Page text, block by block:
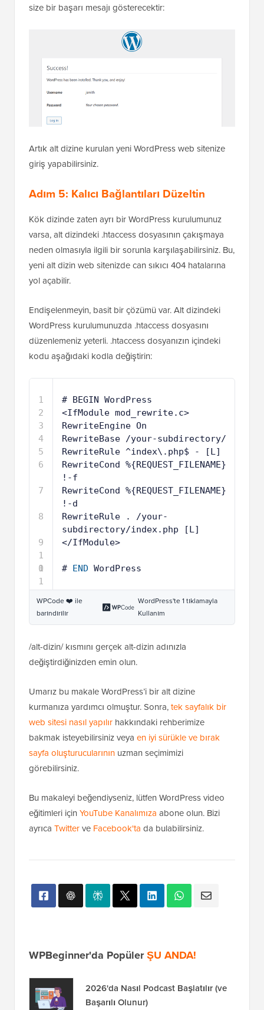
size bir başarı mesajı gösterecektir:
Artık alt dizine kurulan yeni WordPress web sitenize
giriş yapabilirsiniz.
Adım 5: Kalıcı Bağlantıları Düzeltin
Kök dizinde zaten ayrı bir WordPress kurulumunuz
varsa, alt dizindeki .htaccess dosyasının çakışmaya
neden olmasıyla ilgili bir sorunla karşılaşabilirsiniz. Bu,
yeni alt dizin web sitenizde can sıkıcı 404 hatalarına
yol açabilir.
Endişelenmeyin, basit bir çözümü var. Alt dizindeki
WordPress kurulumunuzda .htaccess dosyasını
düzenlemeniz yeterli. .htaccess dosyanızın içindeki
kodu aşağıdaki kodla değiştirin:
1
2
3
4
5
6
7
8
9
1
0
1
1
# BEGIN WordPress
<IfModule mod_rewrite.c>
RewriteEngine On
RewriteBase /your-subdirectory/
RewriteRule ^index\.php$ - [L]
RewriteCond %{REQUEST_FILENAME}
!-f
RewriteCond %{REQUEST_FILENAME}
!-d
RewriteRule . /your-
subdirectory/index.php [L]
</IfModule>
# END WordPress
WPCode ❤️ ile
barındırılır
WordPress'te 1 tıklamayla
Kullanım
/alt-dizin/ kısmını gerçek alt-dizin adınızla
değiştirdiğinizden emin olun.
Umarız bu makale WordPress’i bir alt dizine
kurmanıza yardımcı olmuştur. Sonra,tek sayfalık bir
web sitesi nasıl yapılır hakkındaki rehberimize
bakmak isteyebilirsiniz veya en iyi sürükle ve bırak
sayfa oluşturucularının uzman seçimimizi
görebilirsiniz.
Bu makaleyi beğendiyseniz, lütfen WordPress video
eğitimleri için YouTube Kanalımıza abone olun. Bizi
ayrıca Twitterve Facebook'ta da bulabilirsiniz.
WPBeginner'da PopülerŞU ANDA!
2026'da Nasıl Podcast Başlatılır (ve
Başarılı Olunur)